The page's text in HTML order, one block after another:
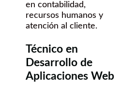
en contabilidad,
recursos humanos y
atención al cliente.
Técnico en
Desarrollo de
Aplicaciones Web